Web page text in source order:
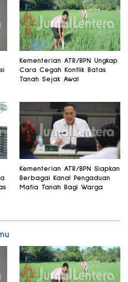
Kementerian ATR/BPN Ungkap
Cara Cegah Konflik Batas
Tanah Sejak Awal
Kementerian ATR/BPN Siapkan
Berbagai Kanal Pengaduan
Mafia Tanah Bagi Warga